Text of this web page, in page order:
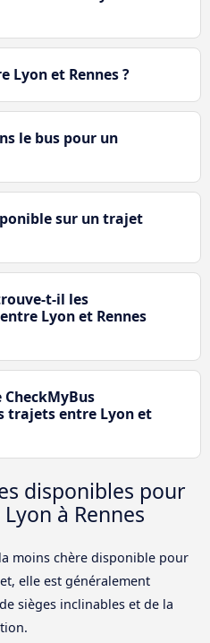
Lyon et Rennes ?
le bus pour un
sur un trajet
t-il les
Lyon et Rennes
trajets entre Lyon et
disponibles pour
à Rennes
moins chère disponible pour
elle est généralement
sièges inclinables et de la